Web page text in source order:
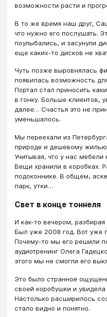
возможности расти и
В то же время наш друг,
что нужно его послушать.
поулыбались, и засунули
еще каких-то дисков не
Чуть позже выровнялась
появилась возможность
Портал стал приносить
в гонку. Больше клиентов,
далее… Счастья это не
уменьшалось.
Мы переехали из
природе и дешевому
Учитывая, что у нас
Вещи хранили в коробках.
подоконнике. В общем,
парк, утки…
Свет в конце тоннеля
И как-то вечером,
Был уже 2008 год. Вот уже
Почему-то мы его решили
аудиотренинг Олега
этого мы не смогли его
Это было странное
своей коробушки и
Настолько расширилось
стало видно и понятно.